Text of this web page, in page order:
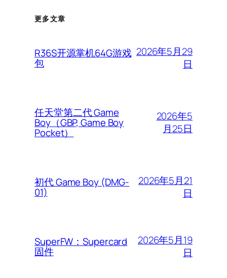
更多文章
R36S开源掌机64G游戏
包
2026年5月29
日
任天堂第二代 Game
Boy（GBP, Game Boy
Pocket）
2026年5
月25日
初代 Game Boy (DMG-
01)
2026年5月21
日
SuperFW：Supercard
固件
2026年5月19
日